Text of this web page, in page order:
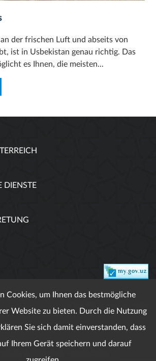
der frischen Luft und abseits von
ist in Usbekistan genau richtig. Das
es Ihnen, die meisten...
DIENSTE
Materialien ist Referenz
Cookies, um Ihnen das bestmögliche
Website zu bieten. Durch die Nutzung
Sie sich damit einverstanden, dass
Ihrem Gerät speichern und darauf